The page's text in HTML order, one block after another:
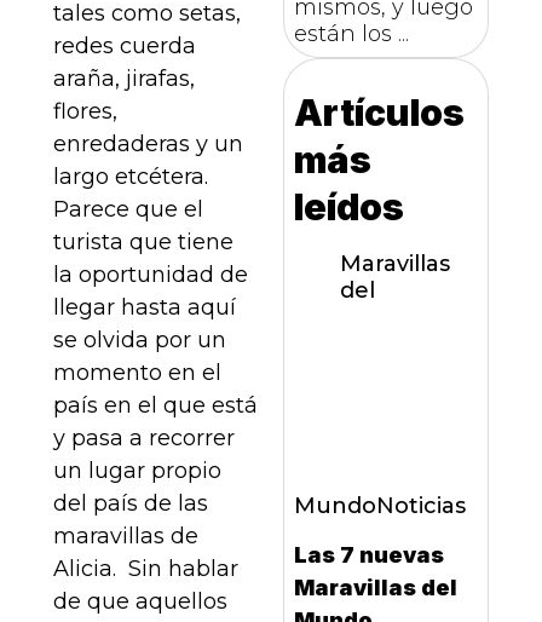
tales como setas,
redes cuerda
araña, jirafas,
flores,
enredaderas y un
largo etcétera.
Parece que el
turista que tiene
la oportunidad de
llegar hasta aquí
se olvida por un
momento en el
país en el que está
y pasa a recorrer
un lugar propio
del país de las
maravillas de
Alicia. Sin hablar
de que aquellos
mismos, y luego
están los ...
Artículos
más
leídos
Maravillas
del
MundoNoticias
Las 7 nuevas
Maravillas del